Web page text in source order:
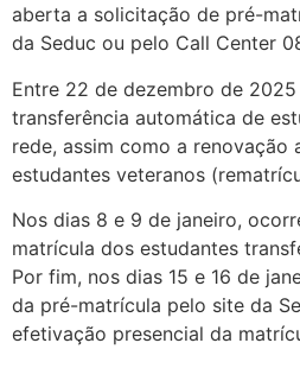
aberta a solicitação de pré-
da Seduc ou pelo Call Center
Entre 22 de dezembro de
transferência automática de
rede, assim como a
estudantes veteranos
Nos dias 8 e 9 de janeiro,
matrícula dos estudantes
Por fim, nos dias 15 e 16 de
da pré-matrícula pelo site da
efetivação presencial da